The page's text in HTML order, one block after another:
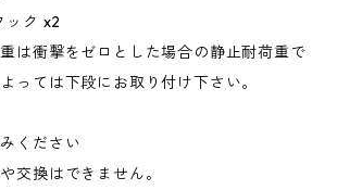
ック x2
は衝撃をゼロとした場合の静止耐荷重で
っては下段にお取り付け下さい。
ください
交換はできません。